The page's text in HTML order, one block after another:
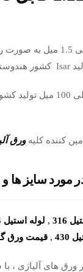
از ضخامت های 1.7
کننده کلیهورق
سایز ها و
316
, لوله استیل 304
, قیمت ورق
ورق های آلیاژی ،